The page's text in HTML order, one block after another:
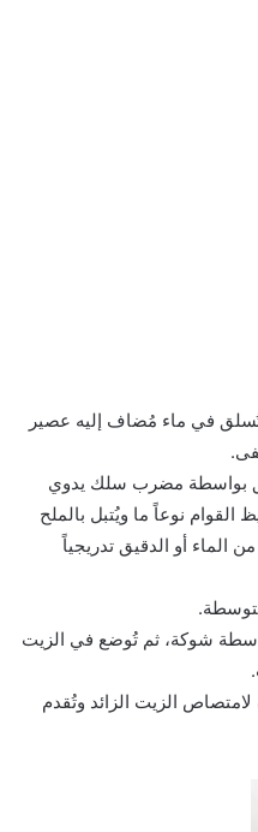
في ماء مُضاف إليه عصير
بواسطة مضرب سلك يدوي
نوعاً ما ويُتبل بالملح
الماء أو الدقيق تدريجياً
شوكة، ثم تُوضع في الزيت
الزيت الزائد وتُقدم